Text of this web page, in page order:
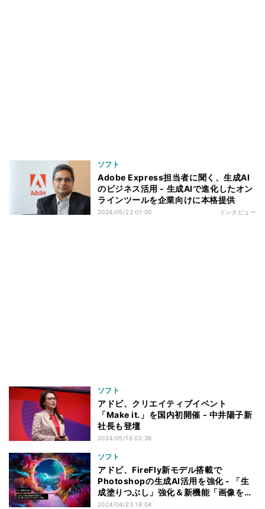
ソフト
Adobe Express担当者に聞く、生成AI
のビジネス活用 - 生成AIで進化したオン
ラインツールを企業向けに本格提供
2024/05/22 01:00 インタビュー
ソフト
アドビ、クリエイティブイベント
「Make it.」を国内初開催 - 中井陽子新
社長も登壇
2024/05/16 02:38
ソフト
アドビ、FireFly新モデル搭載で
Photoshopの生成AI活用を強化 - 「生
成塗りつぶし」強化＆新機能「画像を生
成」など
2024/04/23 18:04